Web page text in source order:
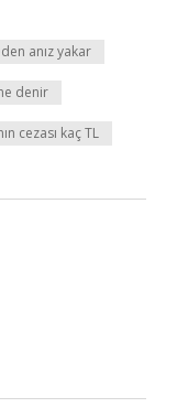
anız yakar
denir
cezası kaç TL